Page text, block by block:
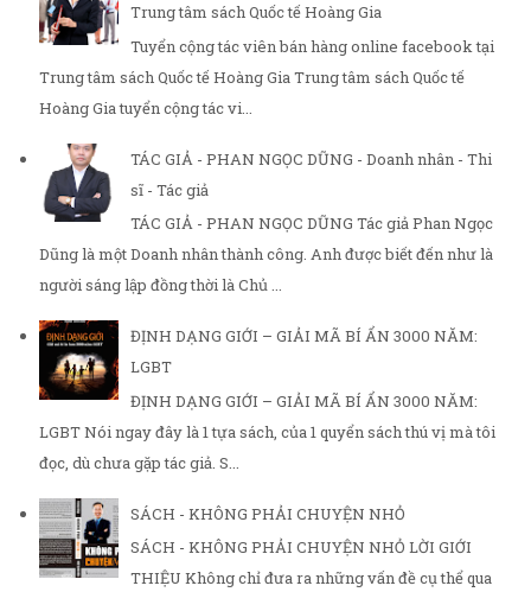
Trung tâm sách Quốc tế Hoàng Gia
Tuyển cộng tác viên bán hàng online facebook tại
Trung tâm sách Quốc tế Hoàng Gia Trung tâm sách Quốc tế
Hoàng Gia tuyển cộng tác vi...
TÁC GIẢ - PHAN NGỌC DŨNG - Doanh nhân - Thi
sĩ - Tác giả
TÁC GIẢ - PHAN NGỌC DŨNG Tác giả Phan Ngọc
Dũng là một Doanh nhân thành công. Anh được biết đến như là
người sáng lập đồng thời là Chủ ...
ĐỊNH DẠNG GIỚI – GIẢI MÃ BÍ ẨN 3000 NĂM:
LGBT
ĐỊNH DẠNG GIỚI – GIẢI MÃ BÍ ẨN 3000 NĂM:
LGBT Nói ngay đây là 1 tựa sách, của 1 quyển sách thú vị mà tôi
đọc, dù chưa gặp tác giả. S...
SÁCH - KHÔNG PHẢI CHUYỆN NHỎ
SÁCH - KHÔNG PHẢI CHUYỆN NHỎ LỜI GIỚI
THIỆU Không chỉ đưa ra những vấn đề cụ thể qua